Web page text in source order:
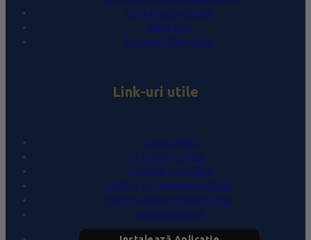
Povestea Leonidas
Magazine
Întrebări frecvente
Link-uri utile
Contul meu
Livrare și plată
Termeni și condiții
Politica de confidențialitate
Politica privind cookie-urile
Despre proiect